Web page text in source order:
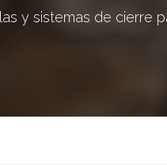
y sistemas de cierre